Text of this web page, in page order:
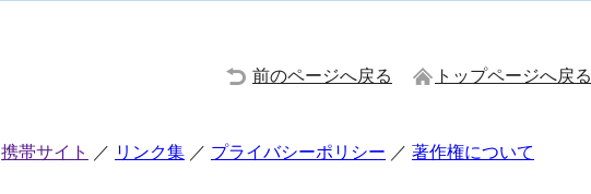
前のページへ戻る トップページへ戻る
携帯サイト リンク集 プライバシーポリシー 著作権について